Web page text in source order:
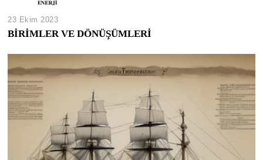
23 Ekim 2023
BİRİMLER VE DÖNÜŞÜMLERİ